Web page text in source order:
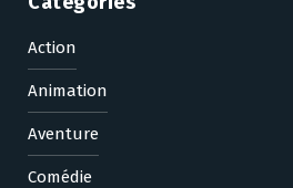
Action
Animation
Aventure
Comédie